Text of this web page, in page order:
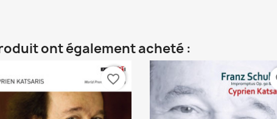
ont également acheté :
favorite_border